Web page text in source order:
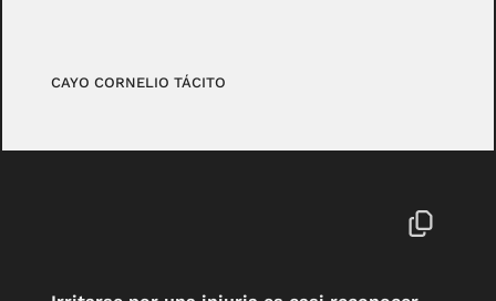
CAYO CORNELIO TÁCITO